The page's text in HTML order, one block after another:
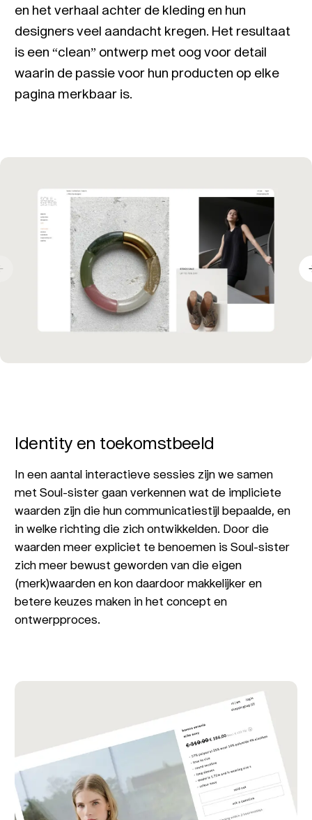
en het verhaal achter de kleding en hun
designers veel aandacht kregen. Het resultaat
is een “clean” ontwerp met oog voor detail
waarin de passie voor hun producten op elke
pagina merkbaar is.
slide
Identity en toekomstbeeld
In een aantal interactieve sessies zijn we samen
met Soul-sister gaan verkennen wat de impliciete
waarden zijn die hun communicatiestijl bepaalde, en
in welke richting die zich ontwikkelden. Door die
waarden meer expliciet te benoemen is Soul-sister
zich meer bewust geworden van die eigen
(merk)waarden en kon daardoor makkelijker en
betere keuzes maken in het concept en
ontwerpproces.